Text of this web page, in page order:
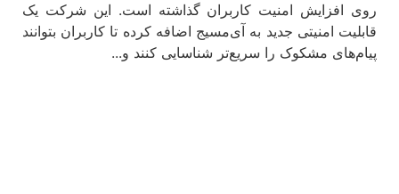
روی افزایش امنیت کاربران گذاشته است. این شرکت یک
قابلیت امنیتی جدید به آی‌مسیج اضافه کرده تا کاربران بتوانند
پیام‌های مشکوک را سریع‌تر شناسایی کنند و...